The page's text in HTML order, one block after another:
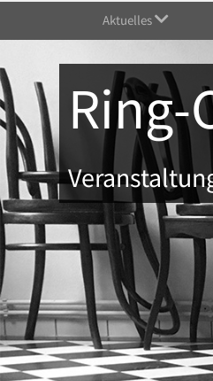
Aktuelles
Ring-